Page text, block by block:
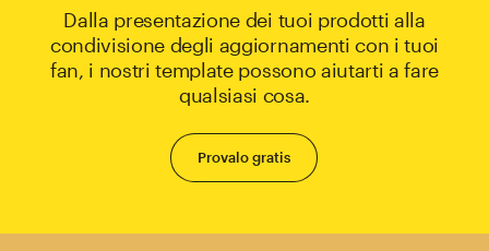
Dalla presentazione dei tuoi prodotti alla
condivisione degli aggiornamenti con i tuoi
fan, i nostri template possono aiutarti a fare
qualsiasi cosa.
Provalo gratis